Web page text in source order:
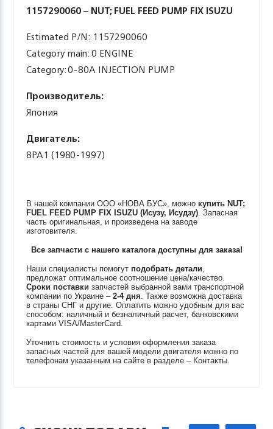
1157290060 – NUT; FUEL FEED PUMP FIX ISUZU
Estimated P/N: 1157290060
Category main: 0 ENGINE
Category: 0-80A INJECTION PUMP
Производитель:
Япония
Двигатель:
8PA1 (1980-1997)
В нашей компании ООО «НОВА БУС», можно купить NUT;
FUEL FEED PUMP FIX ISUZU (Исузу, Исудзу). Запасная
часть оригинальная, и произведена на заводе
изготовителя.
Все запчасти с нашего каталога доступны для заказа!
Наши специалисты помогут подобрать детали,
предложат оптимальное соотношение цена/качество.
Сроки поставки запчастей выбранной вами транспортной
компании по Украине –2-4 дня. Также возможна доставка
в страны СНГ и другие. Оплатить можно удобным для вас
способом: наличный и безналичный расчет, банковскими
картами VISA/MasterCard.
Уточнить стоимость и условия оформления заказа
запасных частей для вашей модели двигателя можно по
телефонам указанным на сайте в разделе – Контакты.